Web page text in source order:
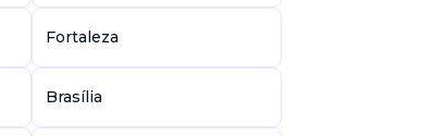
Fortaleza
Brasília